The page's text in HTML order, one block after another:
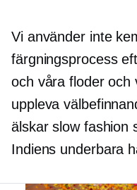
Vi använder inte
färgningsprocess
och våra floder och
uppleva
älskar slow fashion
Indiens underbara